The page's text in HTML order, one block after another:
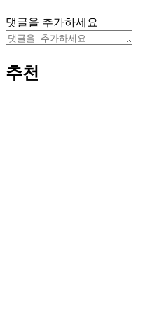
댓글을 추가하세요
추천